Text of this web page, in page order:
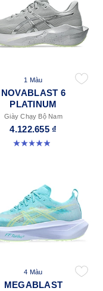
1 Màu
NOVABLAST 6
PLATINUM
Giày Chạy Bộ Nam
4.122.655 ₫
4.9 trong số 5 sao. 8 đánh giá
4 Màu
MEGABLAST